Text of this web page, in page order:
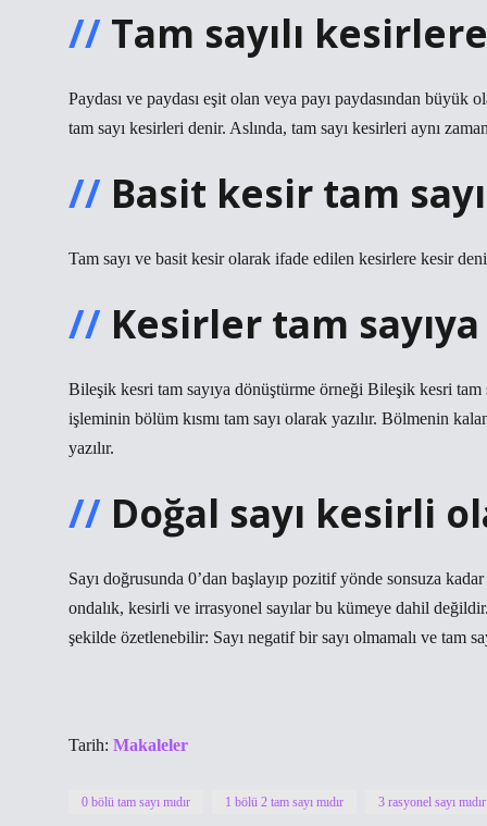
Tam sayılı
Paydası ve paydası eşit olan veya payı paydasından
tam sayı kesirleri denir. Aslında, tam sayı kesirleri aynı
Basit kesir tam
Tam sayı ve basit kesir olarak ifade edilen kesirlere kesir
Kesirler tam
Bileşik kesri tam sayıya dönüştürme örneği Bileşik kesri
işleminin bölüm kısmı tam sayı olarak yazılır. Bölmenin
yazılır.
Doğal sayı kesirli
Sayı doğrusunda 0’dan başlayıp pozitif yönde sonsuza
ondalık, kesirli ve irrasyonel sayılar bu kümeye dahil
şekilde özetlenebilir: Sayı negatif bir sayı olmamalı ve tam
Tarih: Makaleler
0 bölü tam sayı mıdır 1 bölü 2 tam sayı mıdır 3 rasyonel sayı mıdır